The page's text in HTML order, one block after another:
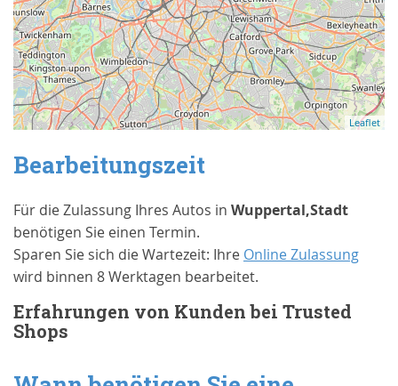
Leaflet
Bearbeitungszeit
Für die Zulassung Ihres Autos in Wuppertal,Stadt
benötigen Sie einen Termin.
Sparen Sie sich die Wartezeit: Ihre Online Zulassung
wird binnen 8 Werktagen bearbeitet.
Erfahrungen von Kunden bei Trusted
Shops